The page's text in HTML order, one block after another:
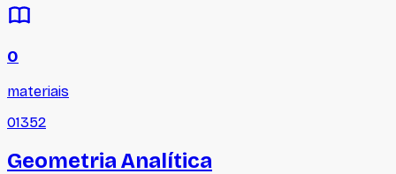
0
materiais
01352
Geometria Analítica